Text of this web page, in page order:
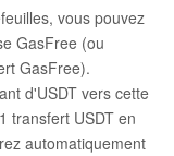
vous pouvez
GasFree (ou
GasFree).
d'USDT vers cette
transfert USDT en
automatiquement